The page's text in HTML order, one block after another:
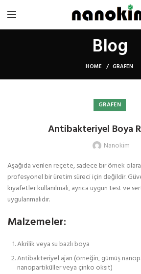
Blog
HOME GRAFEN
GRAFEN
Antibakteriyel Boya
Nanokim
Aşağıda verilen reçete, sadece bir örnek
profesyonel bir üretim süreci için değildir.
kıyafetler kullanılmalı, ayrıca uygun test ve
uygulanmalıdır.
Malzemeler:
Akrilik veya su bazlı boya
Antibakteriyel ajan (örneğin, gümüş
nanopartiküller veya çinko oksit)